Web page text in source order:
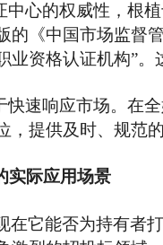
中心的权威性，根
的《中国市场监督
业资格认证机构”
快速响应市场。在
提供及时、规范
实际应用场景
在它能否为持有者